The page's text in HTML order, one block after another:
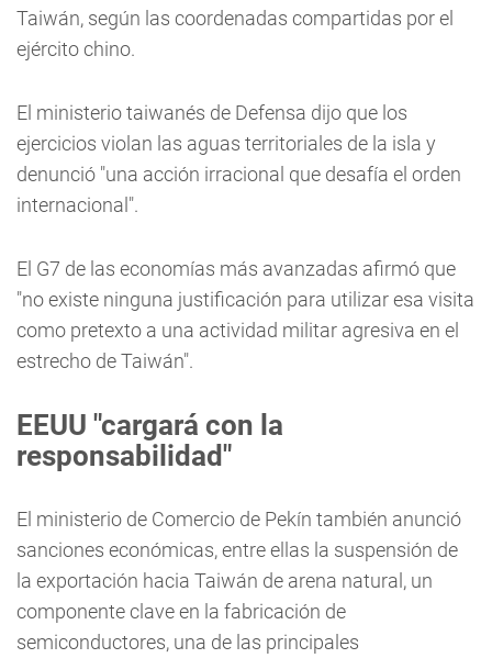
Taiwán, según las coordenadas compartidas por el
ejército chino.
El ministerio taiwanés de Defensa dijo que los
ejercicios violan las aguas territoriales de la isla y
denunció "una acción irracional que desafía el orden
internacional".
El G7 de las economías más avanzadas afirmó que
"no existe ninguna justificación para utilizar esa visita
como pretexto a una actividad militar agresiva en el
estrecho de Taiwán".
EEUU "cargará con la
responsabilidad"
El ministerio de Comercio de Pekín también anunció
sanciones económicas, entre ellas la suspensión de
la exportación hacia Taiwán de arena natural, un
componente clave en la fabricación de
semiconductores, una de las principales